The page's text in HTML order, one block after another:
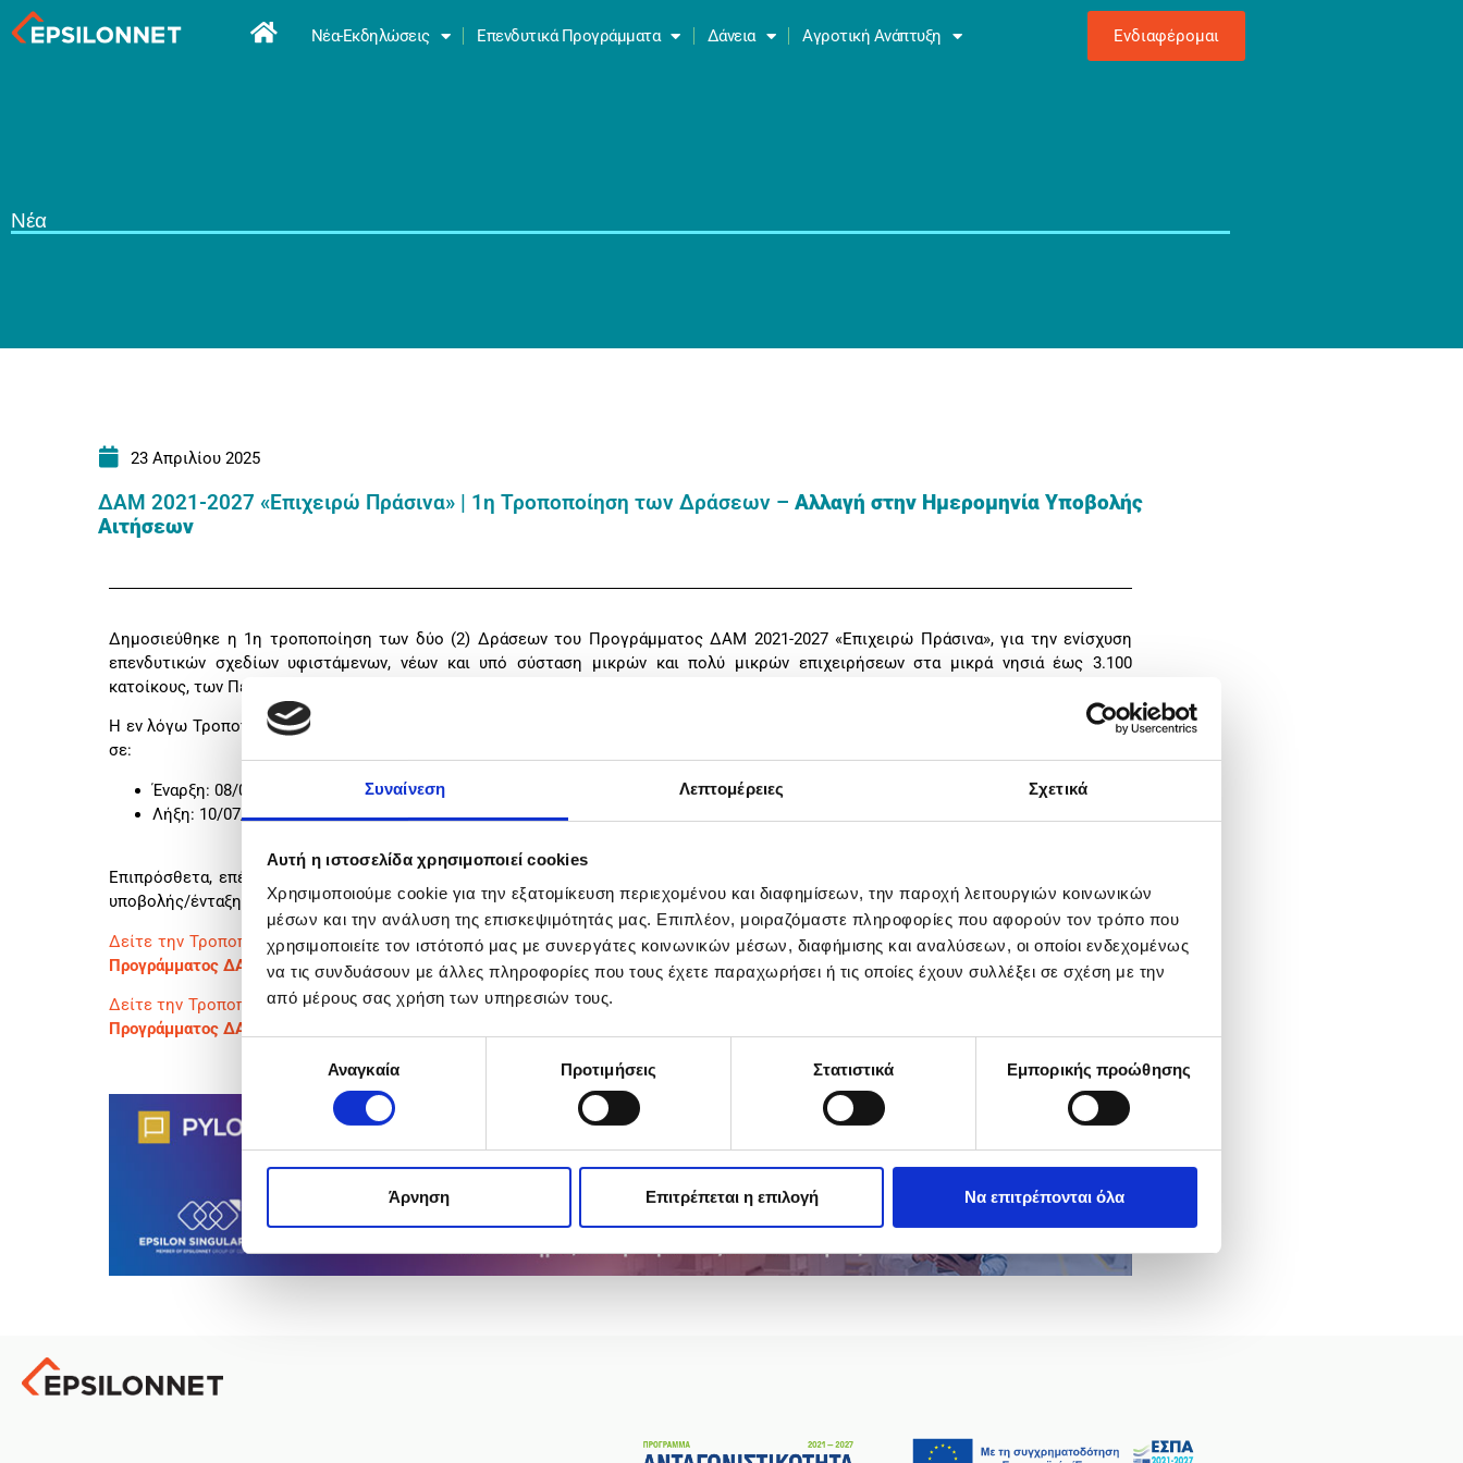
Συναίνεση Λεπτομέρειες Σχετικά
Αυτή η ιστοσελίδα χρησιμοποιεί cookies
Χρησιμοποιούμε cookie για την εξατομίκευση περιεχομένου και διαφημίσεων, την παροχή λειτουργιών κοινωνικών
μέσων και την ανάλυση της επισκεψιμότητάς μας. Επιπλέον, μοιραζόμαστε πληροφορίες που αφορούν τον τρόπο που
χρησιμοποιείτε τον ιστότοπό μας με συνεργάτες κοινωνικών μέσων, διαφήμισης και αναλύσεων, οι οποίοι ενδεχομένως
να τις συνδυάσουν με άλλες πληροφορίες που τους έχετε παραχωρήσει ή τις οποίες έχουν συλλέξει σε σχέση με την
από μέρους σας χρήση των υπηρεσιών τους.
συγκατάθεσηςΑναγκαία Προτιμήσεις Στατιστικά Εμπορικής προώθησης
Άρνηση Επιτρέπεται η επιλογή Να επιτρέπονται όλα
Νέα-Εκδηλώσεις Επενδυτικά Προγράμματα Δάνεια Αγροτική Ανάπτυξη Ενδιαφέρομαι
Νέα
23 Απριλίου 2025
ΔΑΜ 2021-2027 «Επιχειρώ Πράσινα» | 1η Τροποποίηση των Δράσεων – Αλλαγή στην Ημερομηνία Υποβολής
Αιτήσεων
Δημοσιεύθηκε η 1η τροποποίηση των δύο (2) Δράσεων του Προγράμματος ΔΑΜ 2021-2027 «Επιχειρώ Πράσινα», για την ενίσχυση
επενδυτικών σχεδίων υφιστάμενων, νέων και υπό σύσταση μικρών και πολύ μικρών επιχειρήσεων στα μικρά νησιά έως 3.100
κατοίκους, των Περιφερειών Βορείου – Νοτίου Αιγαίου και Κρήτης.
Η εν λόγω Τροποποίηση επιφέρει αλλαγή στις ημερομηνία ημερομηνίες έναρξης και λήξης υποβολής των αιτήσεων χρηματοδότησης
σε:
Έναρξη: 08/05/2025 και ώρα 13:00
Λήξη: 10/07/2025 και ώρα 15:00
Επιπρόσθετα, επέρχονται, μεταξύ άλλων, αλλαγές στους επιλέξιμους τομείς δραστηριότητας (ΚΑΔ), καθώς και στα δικαιολογητικά
υποβολής/ένταξης στις Δράσεις.
Δείτε την Τροποποίηση για τη Δράση«Ενίσχυση της Ίδρυσης Πολύ Μικρών και Μικρών επιχειρήσεων στις νησιωτικές περιοχές του
Προγράμματος ΔΑΜ 2021-2027 («Επιχειρώ πράσινα»)»εδώ .
Δείτε την Τροποποίηση για τη Δράση«Ενίσχυση Υφιστάμενων Πολύ Μικρών και Μικρών επιχειρήσεων στις νησιωτικές περιοχές του
Προγράμματος ΔΑΜ 2021-2027 («Επιχειρώ Πράσινα»)»